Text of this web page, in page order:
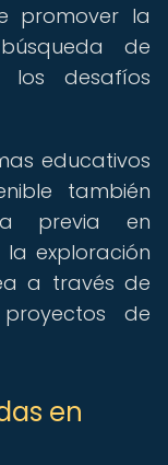
promover la
de
los desafíos
educativos
también
previa en
exploración
a través de
de
en